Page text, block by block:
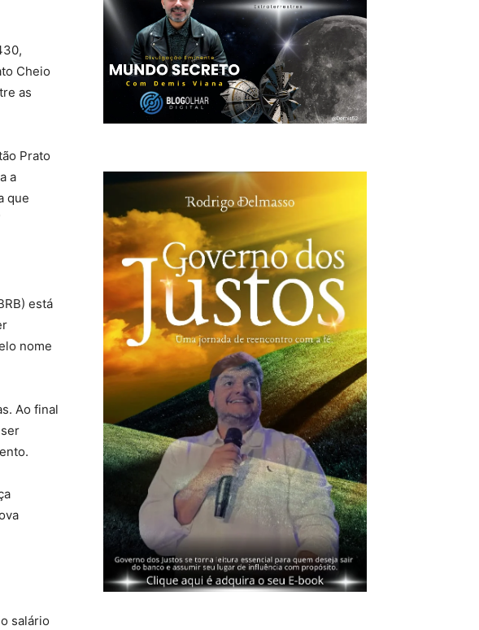
Cheio
as
Prato
a
que
está
nome
Ao final
salário